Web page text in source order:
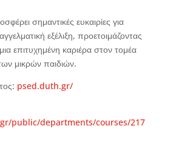
σημαντικές ευκαιρίες για
εξέλιξη, προετοιμάζοντας
επιτυχημένη καριέρα στον τομέα
μικρών παιδιών.
psed.duth.gr/
public/departments/courses/217